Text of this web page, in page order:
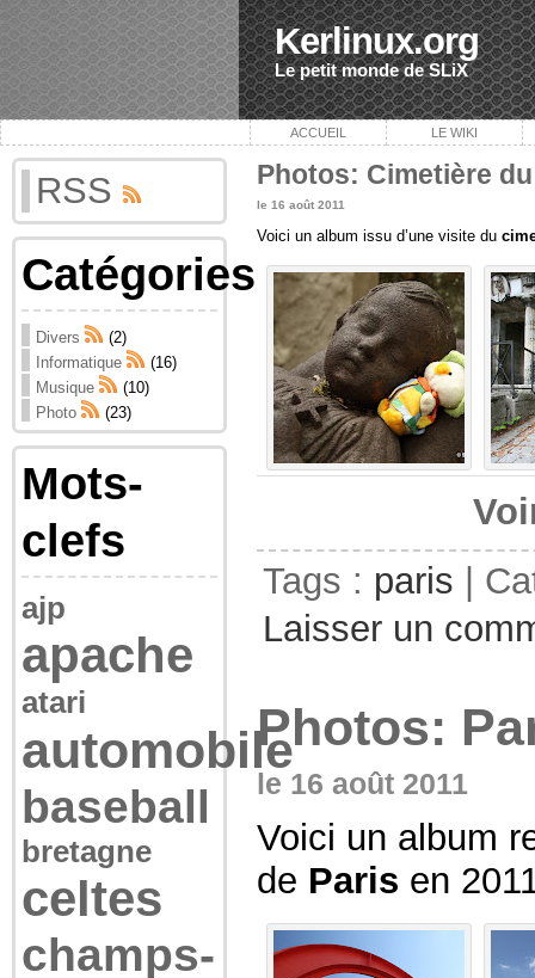
Kerlinux.org
Le petit monde de SLiX
ACCUEIL LE WIKI
RSS
Catégories
Divers
(2)
Informatique
(16)
Musique
(10)
Photo
(23)
Mots-
clefs
ajp
apache
atari
automobile
baseball
bretagne
celtes
champs-
Photos: Cimetière
le 16 août 2011
Voici un album issu d’une visite du
Tags : paris |
Laisser un
Photos:
le 16 août 2011
Voici un album
de Paris en